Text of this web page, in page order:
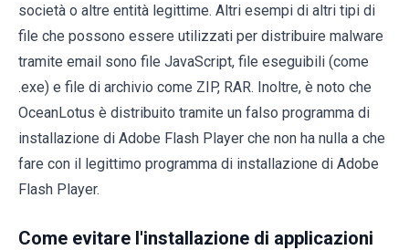
società o altre entità legittime. Altri esempi di altri tipi di
file che possono essere utilizzati per distribuire malware
tramite email sono file JavaScript, file eseguibili (come
.exe) e file di archivio come ZIP, RAR. Inoltre, è noto che
OceanLotus è distribuito tramite un falso programma di
installazione di Adobe Flash Player che non ha nulla a che
fare con il legittimo programma di installazione di Adobe
Flash Player.
Come evitare l'installazione di applicazioni